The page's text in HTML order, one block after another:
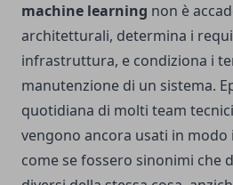
machine learning non è
architetturali, determina i
infrastruttura, e condiziona i
manutenzione di un sistema.
quotidiana di molti team
vengono ancora usati in modo
come se fossero sinonimi che